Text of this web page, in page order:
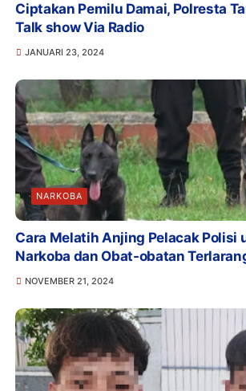
Ciptakan Pemilu Damai, Polresta
Talk show Via Radio
JANUARI 23, 2024
NARKOBA
Cara Melatih Anjing Pelacak Polisi
Narkoba dan Obat-obatan
NOVEMBER 21, 2024